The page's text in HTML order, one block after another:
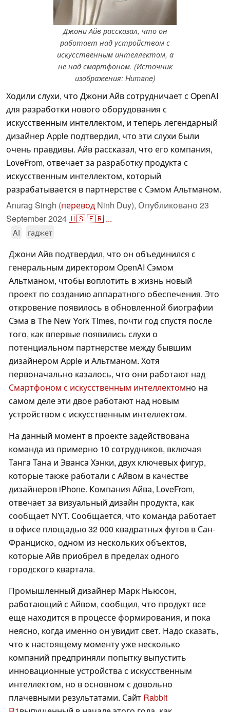
Джони Айв рассказал, что он
работает над устройством с
искусственным интеллектом, а
не над смартфоном. (Источник
изображения: Humane)
Ходили слухи, что Джони Айв сотрудничает с OpenAI
для разработки нового оборудования с
искусственным интеллектом, и теперь легендарный
дизайнер Apple подтвердил, что эти слухи были
очень правдивы. Айв рассказал, что его компания,
LoveFrom, отвечает за разработку продукта с
искусственным интеллектом, который
разрабатывается в партнерстве с Сэмом Альтманом.
Anurag Singh (перевод Ninh Duy), Опубликовано 23
September 2024🇺🇸🇫🇷 ...
AI гаджет
Джони Айв подтвердил, что он объединился с
генеральным директором OpenAI Сэмом
Альтманом, чтобы воплотить в жизнь новый
проект по созданию аппаратного обеспечения. Это
откровение появилось в обновленной биографии
Сэма в The New York Times, почти год спустя после
того, как впервые появились слухи о
потенциальном партнерстве между бывшим
дизайнером Apple и Альтманом. Хотя
первоначально казалось, что они работают над
Смартфоном с искусственным интеллектомно на
самом деле эти двое работают над новым
устройством с искусственным интеллектом.
На данный момент в проекте задействована
команда из примерно 10 сотрудников, включая
Танга Тана и Эванса Хэнки, двух ключевых фигур,
которые также работали с Айвом в качестве
дизайнеров iPhone. Компания Айва, LoveFrom,
отвечает за визуальный дизайн продукта, как
сообщает NYT. Сообщается, что команда работает
в офисе площадью 32 000 квадратных футов в Сан-
Франциско, одном из нескольких объектов,
которые Айв приобрел в пределах одного
городского квартала.
Промышленный дизайнер Марк Ньюсон,
работающий с Айвом, сообщил, что продукт все
еще находится в процессе формирования, и пока
неясно, когда именно он увидит свет. Надо сказать,
что к настоящему моменту уже несколько
компаний предприняли попытку выпустить
инновационные устройства с искусственным
интеллектом, но в основном с довольно
плачевными результатами. Сайт Rabbit